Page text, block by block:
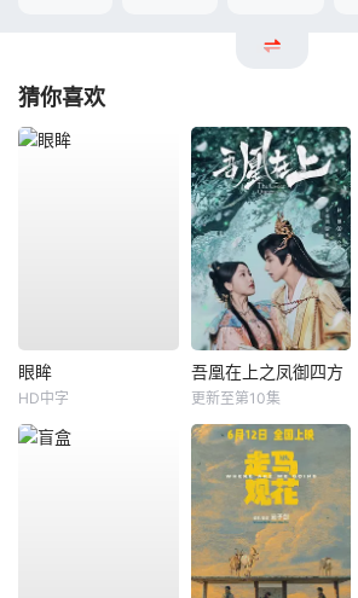
猜你喜欢
眼眸
HD中字
吾凰在上之凤御四方
更新至第10集